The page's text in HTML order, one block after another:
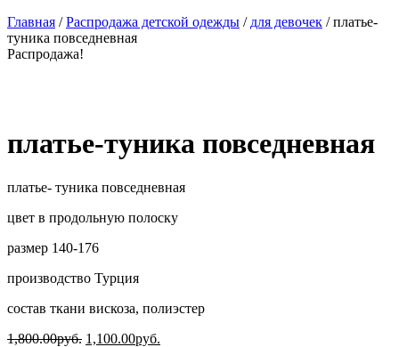
Главная /Распродажа детской одежды / для девочек / платье-
туника повседневная
Распродажа!
платье-туника повседневная
платье- туника повседневная
цвет в продольную полоску
размер 140-176
производство Турция
состав ткани вискоза, полиэстер
1,800.00руб. 1,100.00руб.